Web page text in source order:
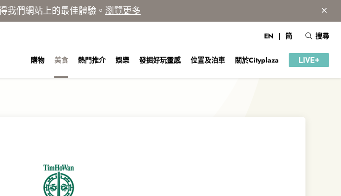
我們網站上的最佳體驗。 瀏覽更多
購物 美食 熱門推介 娛樂 發掘好玩靈感 位置及泊車 關於Cityplaza
EN 简 搜尋